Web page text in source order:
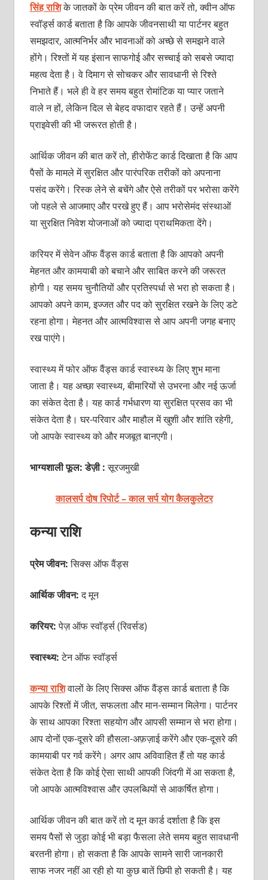
सिंह राशिके जातकों के प्रेम जीवन की बात करें तो, क्वीन ऑफ
स्वॉर्ड्सकार्ड बताता है कि आपके जीवनसाथी या पार्टनर बहुत
समझदार, आत्मनिर्भर और भावनाओं को अच्छे से समझने वाले
होंगे। रिश्तों में यह इंसान साफगोई और सच्चाई को सबसे ज्यादा
महत्व देता है। वे दिमाग से सोचकर और सावधानी से रिश्ते
निभाते हैं। भले ही वे हर समय बहुत रोमांटिक या प्यार जताने
वाले न हों, लेकिन दिल से बेहद वफादार रहते हैं। उन्हें अपनी
प्राइवेसी की भी जरूरत होती है।
आर्थिक जीवन की बात करें तो, हीरोफेंट कार्ड दिखाता है कि आप
पैसों के मामले में सुरक्षित और पारंपरिक तरीकों को अपनाना
पसंद करेंगे। रिस्क लेने से बचेंगे और ऐसे तरीकों पर भरोसा करेंगे
जो पहले से आजमाए और परखे हुए हैं। आप भरोसेमंद संस्थाओं
या सुरक्षित निवेश योजनाओं को ज्यादा प्राथमिकता देंगे।
करियर में सेवेन ऑफवैंड्स कार्ड बताता है कि आपको अपनी
मेहनत और कामयाबी को बचाने और साबित करने की जरूरत
होगी। यह समय चुनौतियों और प्रतिस्पर्धा से भरा हो सकता है।
आपको अपने काम, इज्जत और पद को सुरक्षित रखने के लिए डटे
रहना होगा। मेहनत और आत्मविश्वास से आप अपनी जगह बनाए
रख पाएंगे।
स्वास्थ्य में फोर ऑफ वैंड्स कार्ड स्वास्थ्य के लिए शुभ माना
जाता है। यह अच्छा स्वास्थ्य, बीमारियों से उभरना और नई ऊर्जा
का संकेत देता है। यह कार्ड गर्भधारण या सुरक्षित प्रसव का भी
संकेत देता है। घर-परिवार और माहौल में खुशी और शांति रहेगी,
जो आपके स्वास्थ्य को और मजबूत बानएगी।
भाग्यशाली फूल: डेज़ी :सूरजमुखी
कालसर्प दोष रिपोर्ट – काल सर्प योग कैलकुलेटर
कन्या राशि
प्रेम जीवन:सिक्स ऑफ वैंड्स
आर्थिक जीवन:द मून
करियर:पेज़ ऑफ स्वॉर्ड्स (रिवर्सड)
स्वास्थ्य:टेन ऑफ स्वॉर्ड्स
कन्‍या राशिवालों के लिए सिक्स ऑफ वैंड्स कार्ड बताता है कि
आपके रिश्तों में जीत, सफलता और मान-सम्मान मिलेगा। पार्टनर
के साथ आपका रिश्ता सहयोग और आपसी सम्मान से भरा होगा।
आप दोनों एक-दूसरे की हौसला-अफ़ज़ाई करेंगे और एक-दूसरे की
कामयाबी पर गर्व करेंगे। अगर आप अविवाहित हैं तो यह कार्ड
संकेत देता है कि कोई ऐसा साथी आपकी जिंदगी में आ सकता है,
जो आपके आत्मविश्वास और उपलब्धियों से आकर्षित होगा।
आर्थिक जीवन की बात करें तो द मून कार्ड दर्शाता है कि इस
समय पैसों से जुड़ा कोई भी बड़ा फैसला लेते समय बहुत सावधानी
बरतनी होगा। हो सकता है कि आपके सामने सारी जानकारी
साफ नजर नहीं आ रही हो या कुछ बातें छिपी हो सकती है। यह